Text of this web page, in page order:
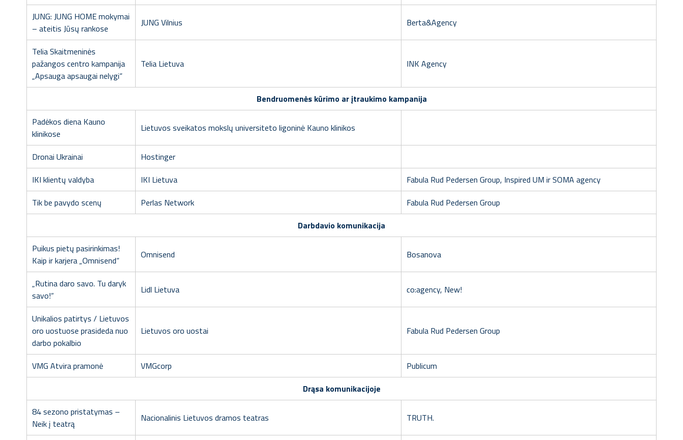
JUNG: JUNG HOME mokymai
– ateitis Jūsų rankose
JUNG Vilnius Berta&Agency
Telia Skaitmeninės
pažangos centro kampanija
„Apsauga apsaugai nelygi“
Telia Lietuva INK Agency
Bendruomenės kūrimo ar įtraukimo kampanija
Padėkos diena Kauno
klinikose
Lietuvos sveikatos mokslų universiteto ligoninė Kauno klinikos
Dronai Ukrainai
Hostinger
IKI klientų valdyba
IKI Lietuva
Fabula Rud Pedersen Group, Inspired UM ir SOMA agency
Tik be pavydo scenų
Perlas Network
Fabula Rud Pedersen Group
Darbdavio komunikacija
Puikus pietų pasirinkimas!
Kaip ir karjera „Omnisend“
Omnisend Bosanova
„Rutina daro savo. Tu daryk
savo!“
Lidl Lietuva co:agency, New!
Unikalios patirtys / Lietuvos
oro uostuose prasideda nuo
darbo pokalbio
Lietuvos oro uostai Fabula Rud Pedersen Group
VMG Atvira pramonė VMGcorp
Publicum
Drąsa komunikacijoje
84 sezono pristatymas –
Neik į teatrą
Nacionalinis Lietuvos dramos teatras TRUTH.